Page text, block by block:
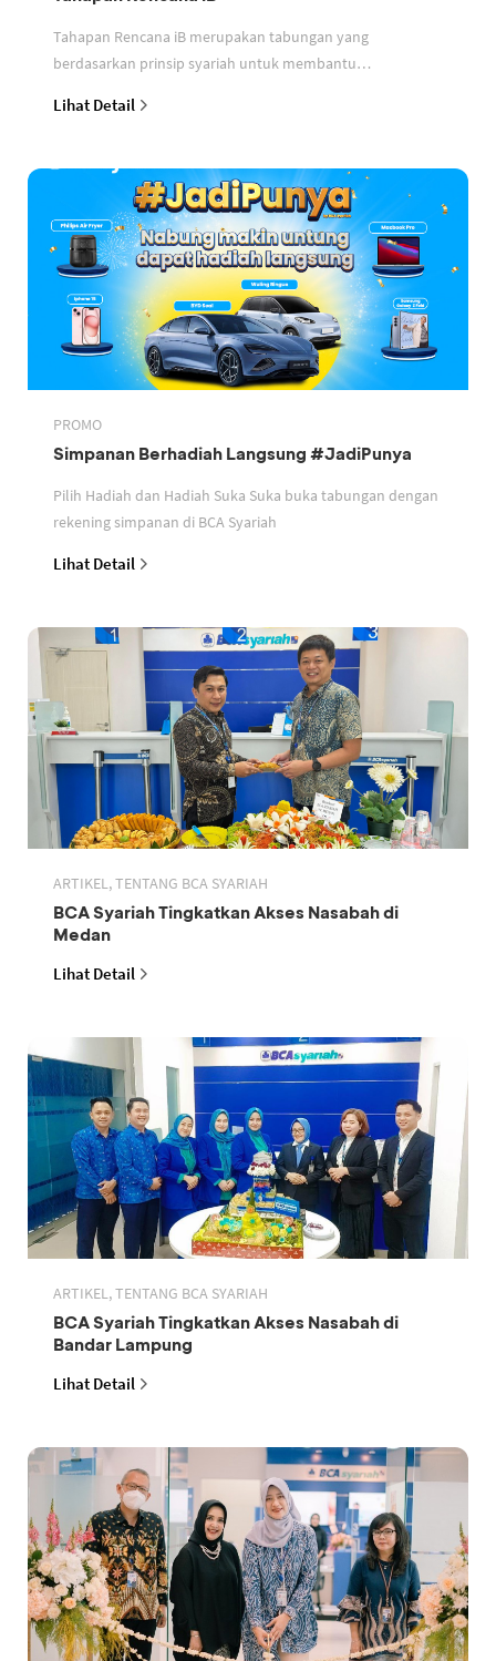
Tahapan Rencana iB merupakan tabungan yang
berdasarkan prinsip syariah untuk membantu
Lihat Detail
PROMO
Simpanan Berhadiah Langsung #JadiPunya
Pilih Hadiah dan Hadiah Suka Suka buka tabungan dengan
rekening simpanan di BCA Syariah
Lihat Detail
ARTIKEL, TENTANG BCA SYARIAH
BCA Syariah Tingkatkan Akses Nasabah di
Medan
Lihat Detail
ARTIKEL, TENTANG BCA SYARIAH
BCA Syariah Tingkatkan Akses Nasabah di
Bandar Lampung
Lihat Detail